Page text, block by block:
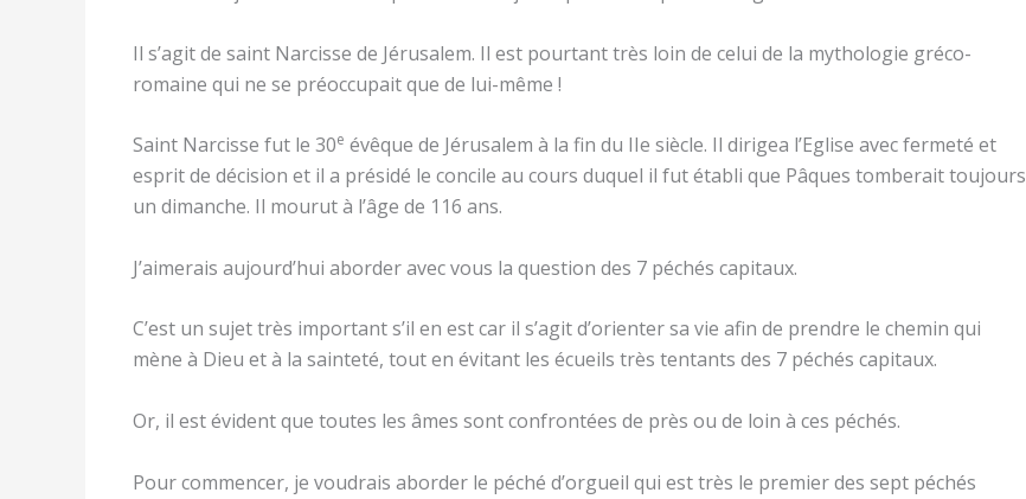
Il s’agit de saint Narcisse de Jérusalem. Il est pourtant très loin de celui de la mythologie gréco-
romaine qui ne se préoccupait que de lui-même !
Saint Narcisse fut le 30e évêque de Jérusalem à la fin du IIe siècle. Il dirigea l’Eglise avec fermeté et
esprit de décision et il a présidé le concile au cours duquel il fut établi que Pâques tomberait toujours
un dimanche. Il mourut à l’âge de 116 ans.
J’aimerais aujourd’hui aborder avec vous la question des 7 péchés capitaux.
C’est un sujet très important s’il en est car il s’agit d’orienter sa vie afin de prendre le chemin qui
mène à Dieu et à la sainteté, tout en évitant les écueils très tentants des 7 péchés capitaux.
Or, il est évident que toutes les âmes sont confrontées de près ou de loin à ces péchés.
Pour commencer, je voudrais aborder le péché d’orgueil qui est très le premier des sept péchés